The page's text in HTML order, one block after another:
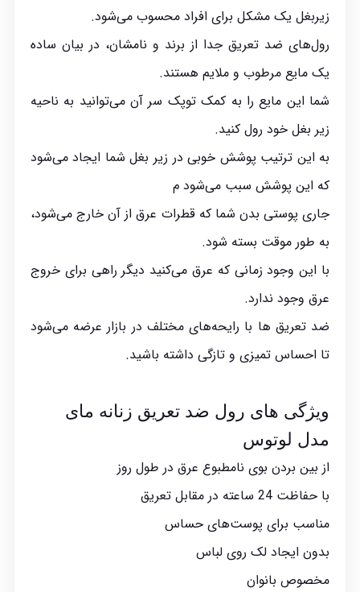
زیربغل یک مشکل برای افراد محسوب می‌شود.
رول‌های ضد تعریق جدا از برند و نامشان، در بیان ساده
یک مایع مرطوب و ملایم هستند.
شما این مایع را به کمک توپک سر آن می‌توانید به ناحیه
زیر بغل خود رول کنید.
به این ترتیب پوشش خوبی در زیر بغل شما ایجاد می‌شود
که این پوشش سبب می‌شود م
جاری پوستی بدن شما که قطرات عرق از آن خارج می‌شود،
به طور موقت بسته شود.
با این وجود زمانی که عرق می‌کنید دیگر راهی برای خروج
عرق وجود ندارد.
ضد تعریق ها با رایحه‌های مختلف در بازار عرضه می‌شود
تا احساس تمیزی و تازگی داشته باشید.
ویژگی های رول ضد تعریق زنانه مای
مدل لوتوس
از بین بردن بوی نامطبوع عرق در طول روز
با حفاظت 24 ساعته در مقابل تعریق
مناسب برای پوست‌های حساس
بدون ایجاد لک روی لباس
مخصوص بانوان